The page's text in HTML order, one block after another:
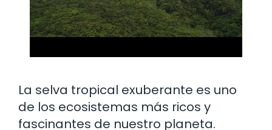
La selva tropical exuberante es uno
de los ecosistemas más ricos y
fascinantes de nuestro planeta.